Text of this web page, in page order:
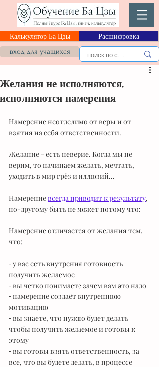
Калькулятор Ба Цзы Расшифровка
вход для учащихся
Желания не исполняются,
исполняются намерения
Намерение неотделимо от веры и от
взятия на себя ответственности.
Желание - есть неверие. Когда мы не
верим, то начинаем желать, мечтать,
уходить в мир грёз и иллюзий...
Намерение всегда приводит к результату,
по-другому быть не может потому что:
Намерение отличается от желания тем,
что:
⁃ у вас есть внутрення готовность
получить желаемое
⁃ вы четко понимаете зачем вам это надо
⁃ намерение создаёт внутреннюю
мотивацию
⁃ вы знаете, что нужно будет делать
чтобы получить желаемое и готовы к
этому
⁃ вы готовы взять ответственность, за
все, что вы будете делать, в процессе